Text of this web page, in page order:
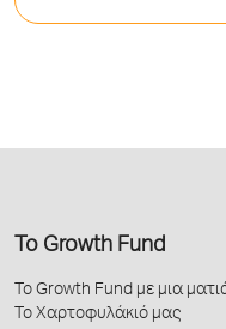
Το Growth Fund
Το Growth Fund με μια
Το Χαρτοφυλάκιό μας